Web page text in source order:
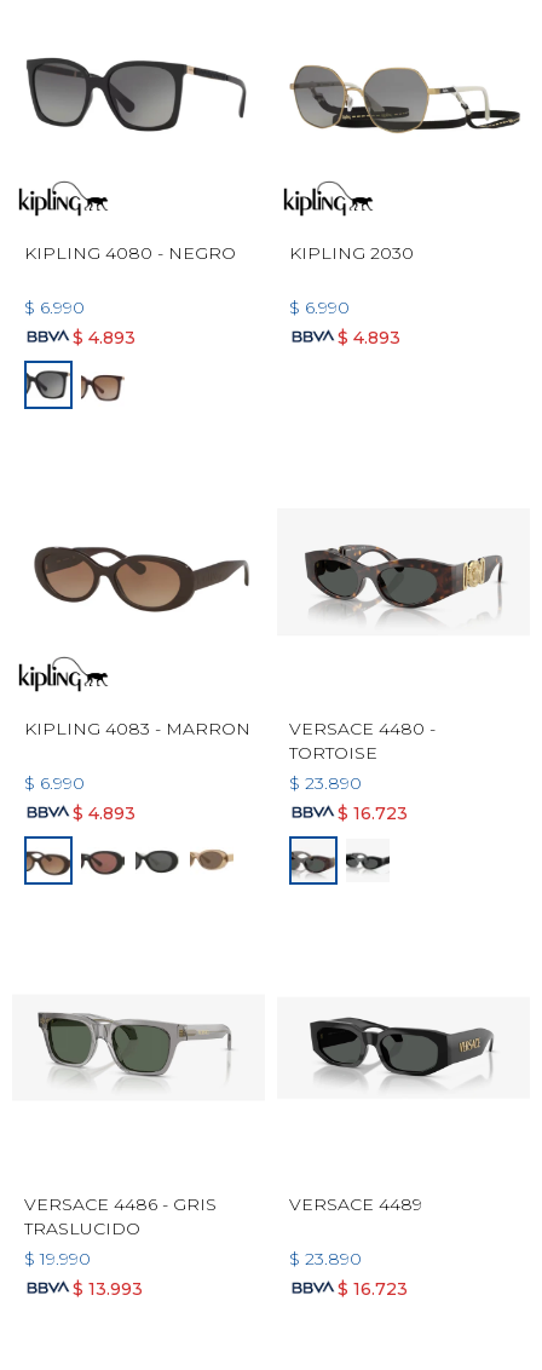
KIPLING 4080 - NEGRO
$ 6.990
$ 4.893
KIPLING 2030
$ 6.990
$ 4.893
KIPLING 4083 - MARRON
$ 6.990
$ 4.893
VERSACE 4480 -
TORTOISE
$ 23.890
$ 16.723
VERSACE 4486 - GRIS
TRASLUCIDO
$ 19.990
$ 13.993
VERSACE 4489
$ 23.890
$ 16.723